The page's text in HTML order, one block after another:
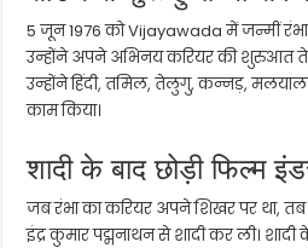
5 जून 1976 कोVijayawada में जन्मीं
उन्होंने अपने अभिनय करियर की शुरुआत
उन्होंने हिंदी, तमिल, तेलुगु, कन्नड़,
काम किया।
शादी के बाद छोड़ी फिल्म
जब रंभा का करियर अपने शिखर पर था, तब
इंद्र कुमार पद्मनाथन से शादी कर ली। शादी